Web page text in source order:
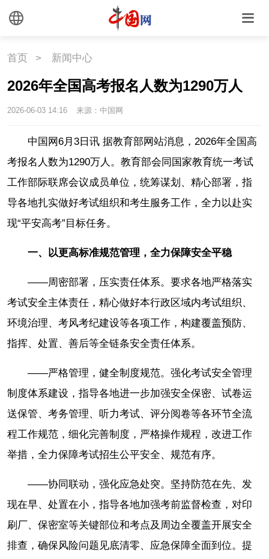
首页 > 新闻中心
2026年全国高考报名人数为1290万人
2026-06-03 14:16 来源：中国网
中国网6月3日讯 据教育部网站消息，2026年全国高
考报名人数为1290万人。教育部会同国家教育统一考试
工作部际联席会议成员单位，统筹谋划、精心部署，指
导各地扎实做好考试组织和考生服务工作，全力以赴实
现“平安高考”目标任务。
一、以更高标准规范管理，全力保障安全平稳
——周密部署，压实责任体系。要求各地严格落实
考试安全主体责任，精心做好本行政区域内考试组织、
环境治理、考风考纪建设等各项工作，构建覆盖预防、
指挥、处置、善后等全链条安全责任体系。
——严格管理，健全制度规范。强化考试安全管理
制度体系建设，指导各地进一步加强安全保密、试卷运
送保管、考务管理、听力考试、评分阅卷等各环节全流
程工作规范，细化完善制度，严格操作规程，改进工作
举措，全力保障考试招生公平安全、规范有序。
——协同联动，强化应急处突。坚持防范在先、发
现在早、处置在小，指导各地加强考前监督检查，对印
刷厂、保密室等关键部位和考点及周边全覆盖开展安全
排查，确保风险问题见底清零、应急保障全面到位。提